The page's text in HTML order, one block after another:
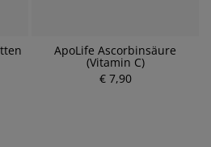
ApoLife Ascorbinsäure
(Vitamin C)
€ 7,90